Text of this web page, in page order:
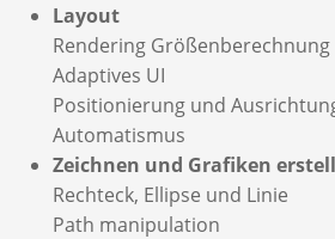
Layout
Rendering Größenberechnung
Adaptives UI
Positionierung und
Automatismus
Zeichnen und Grafiken
Rechteck, Ellipse und Linie
Path manipulation